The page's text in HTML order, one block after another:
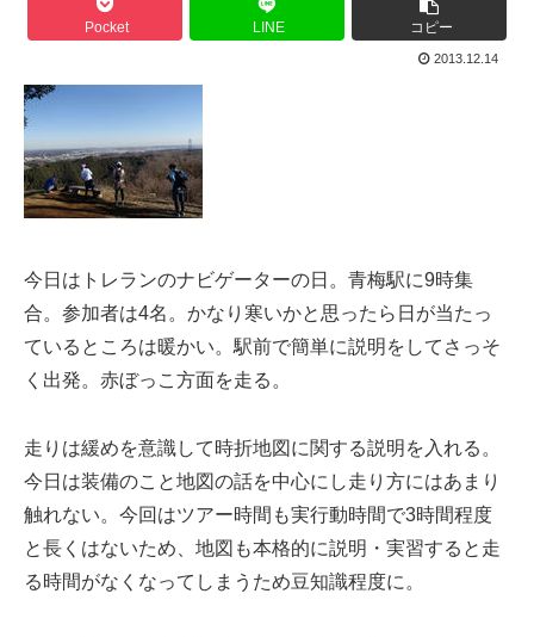
Pocket LINE コピー
2013.12.14
今日はトレランのナビゲーターの日。青梅駅に9時集
合。参加者は4名。かなり寒いかと思ったら日が当たっ
ているところは暖かい。駅前で簡単に説明をしてさっそ
く出発。赤ぼっこ方面を走る。
走りは緩めを意識して時折地図に関する説明を入れる。
今日は装備のこと地図の話を中心にし走り方にはあまり
触れない。今回はツアー時間も実行動時間で3時間程度
と長くはないため、地図も本格的に説明・実習すると走
る時間がなくなってしまうため豆知識程度に。